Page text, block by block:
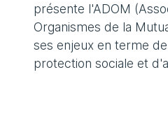
présente l'ADOM
Organismes de la
ses enjeux en terme
protection sociale et